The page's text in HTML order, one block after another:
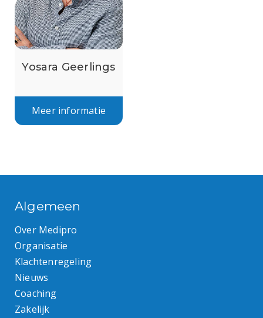
Yosara Geerlings
Meer informatie
Algemeen
Over Medipro
Organisatie
Klachtenregeling
Nieuws
Coaching
Zakelijk